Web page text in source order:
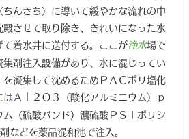
んさち）に導いて緩やかな流れの中
させて取り除き、きれいになった水
着水井に送付する。ここが浄水場で
剤注入設備があり、水に混じってい
凝集して沈めるためＰＡＣポリ塩化
はＡｌ２Ｏ３（酸化アルミニウム）ｐ
（硫酸バンド）濃硫酸ＰＳＩポリシ
どを薬品混和池で注入。